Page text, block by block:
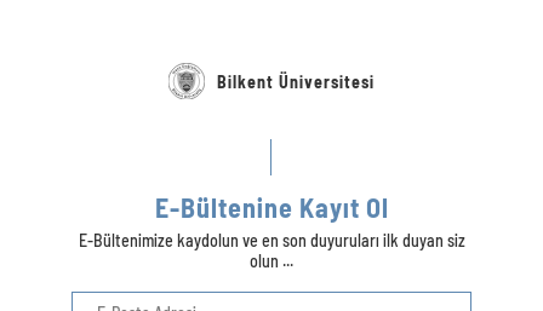
Bilkent Üniversitesi
E-Bültenine Kayıt Ol
E-Bültenimize kaydolun ve en son duyuruları ilk duyan siz
olun ...